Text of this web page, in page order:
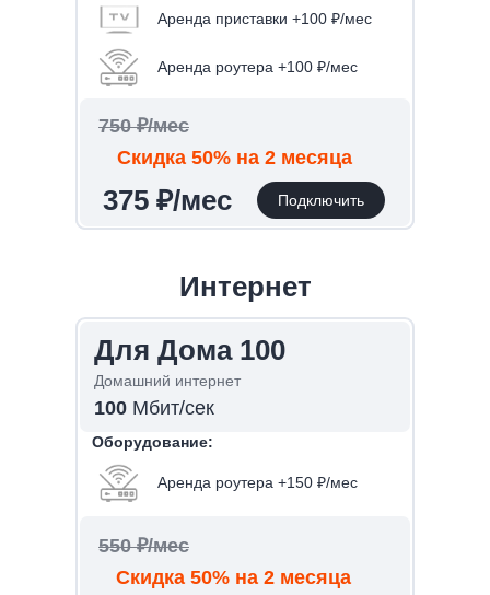
Подключить
475 ₽/мес
Аренда приставки +100 ₽/мес
Аренда роутера +100 ₽/мес
Скидка 50% на 2 месяца
900 ₽/мес
Подключить
375 ₽/мес
Аренда приставки +100 ₽/мес
Аренда роутера +100 ₽/мес
Скидка 50% на 2 месяца
750 ₽/мес
Интернет
Для Дома 100
Домашний интернет
100 Мбит/сек
Аренда роутера +150 ₽/мес
Оборудование:
550 ₽/мес
Скидка 50% на 2 месяца